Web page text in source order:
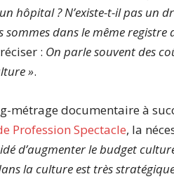
hôpital ? N’existe-t-il pas un
dans le même registre
: On parle souvent des
».
métrage documentaire à
Profession Spectacle, la
d’augmenter le budget
la culture est très